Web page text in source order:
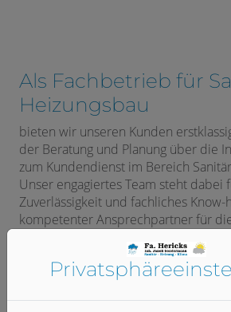
Als Fachbetrieb für
Heizungsbau
bieten wir unseren Kunden
der Beratung und Planung über die
zum Kundendienst im Bereich
Unser engagiertes Team steht dabei
Zuverlässigkeit und fachliches Know-
kompetenter Ansprechpartner für
neuesten technischen Maßstäben.
um das Thema Energieeffizienz